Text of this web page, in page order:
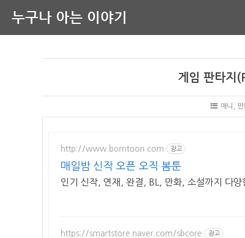
누구나 아는 이야기
게임 판타지
애니,
http://www.bomtoon.com 광고
매일밤 신작 오픈 오직 봄툰
인기 신작, 연재, 완결, BL, 만화, 소설까지 다
https://smartstore.naver.com/sbcore 광고